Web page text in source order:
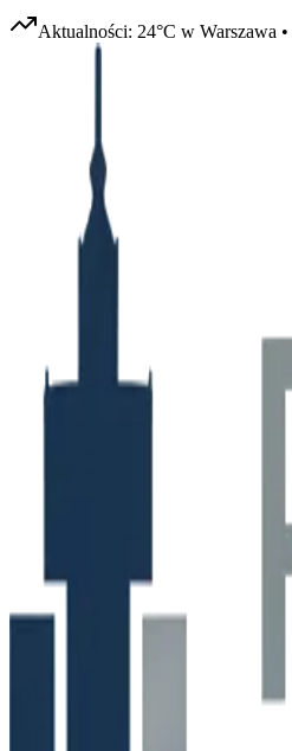
Aktualności: 24°C w Warszawa •